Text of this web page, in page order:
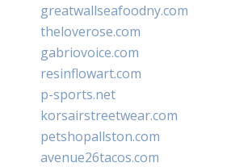
greatwallseafoodny.com
theloverose.com
gabriovoice.com
resinflowart.com
p-sports.net
korsairstreetwear.com
petshopallston.com
avenue26tacos.com